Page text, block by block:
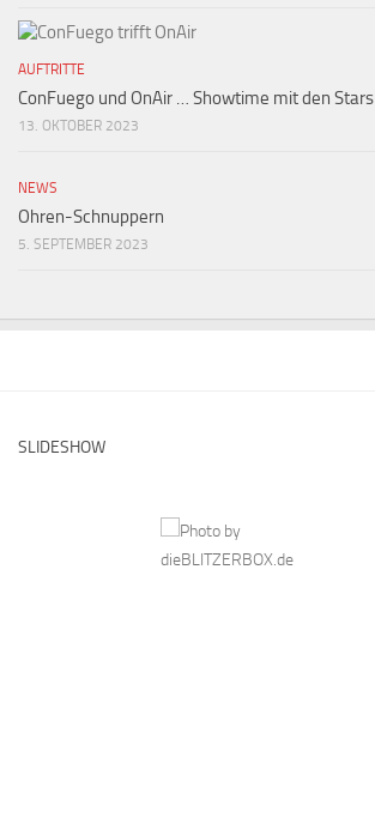
AUFTRITTE
ConFuego und OnAir … Showtime mit den Stars
13. OKTOBER 2023
NEWS
Ohren-Schnuppern
5. SEPTEMBER 2023
SLIDESHOW